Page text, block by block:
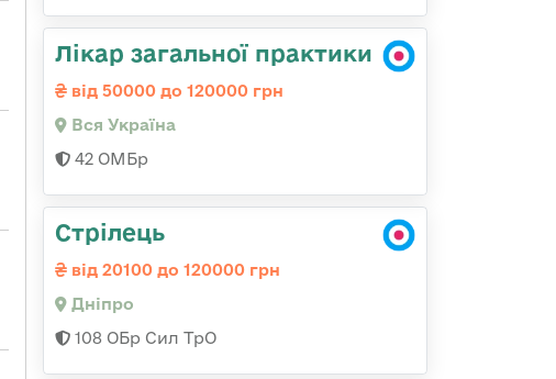
Лікар загальної практики
від 50000 до 120000 грн
Вся Україна
42 ОМБр
Стрілець
від 20100 до 120000 грн
Дніпро
108 ОБр Сил ТрО